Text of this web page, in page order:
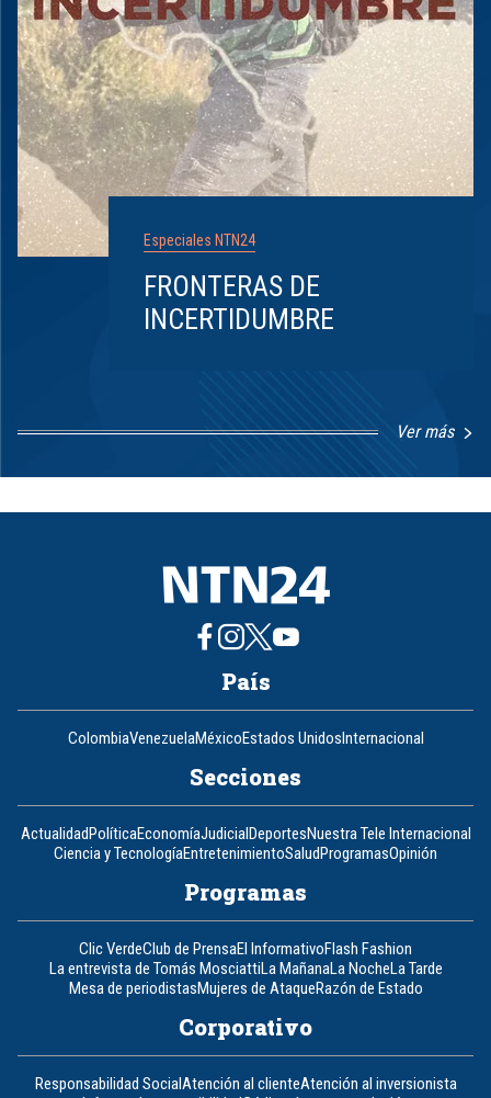
Especiales NTN24
FRONTERAS DE
INCERTIDUMBRE
Ver más
1
8
País
ColombiaVenezuelaMéxicoEstados UnidosInternacional
Secciones
ActualidadPolíticaEconomíaJudicialDeportesNuestra Tele Internacional
Ciencia y TecnologíaEntretenimientoSaludProgramasOpinión
Programas
Clic VerdeClub de PrensaEl InformativoFlash Fashion
La entrevista de Tomás MosciattiLa MañanaLa NocheLa Tarde
Mesa de periodistasMujeres de AtaqueRazón de Estado
Corporativo
Responsabilidad SocialAtención al clienteAtención al inversionista